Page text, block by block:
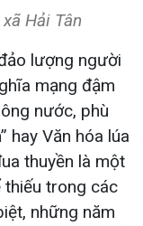
Hải Tân
lượng người
mạng đậm
nước, phù
hay Văn hóa lúa
thuyền là một
trong các
những năm